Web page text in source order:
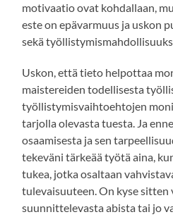
motivaatio ovat kohdallaan,
este on epävarmuus ja uskon
sekä
Uskon, että tieto helpottaa
maistereiden todellisesta
työllistymisvaihtoehtojen
tarjolla olevasta tuesta. Ja
osaamisesta ja sen
tekeväni tärkeää työtä aina,
tukea, jotka osaltaan
tulevaisuuteen. On kyse
suunnittelevasta abista tai jo